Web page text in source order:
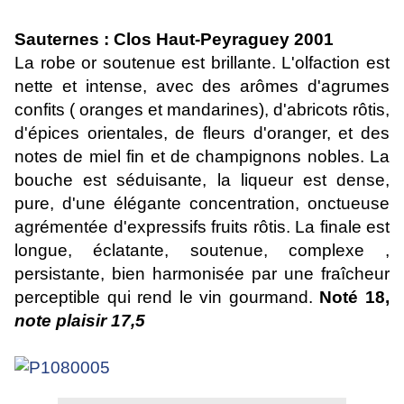
Sauternes : Clos Haut-Peyraguey 2001
La robe or soutenue est brillante. L'olfaction est
nette et intense, avec des arômes d'agrumes
confits ( oranges et mandarines), d'abricots rôtis,
d'épices orientales, de fleurs d'oranger, et des
notes de miel fin et de champignons nobles. La
bouche est séduisante, la liqueur est dense,
pure, d'une élégante concentration, onctueuse
agrémentée d'expressifs fruits rôtis. La finale est
longue, éclatante, soutenue, complexe ,
persistante, bien harmonisée par une fraîcheur
perceptible qui rend le vin gourmand. Noté 18,
note plaisir 17,5